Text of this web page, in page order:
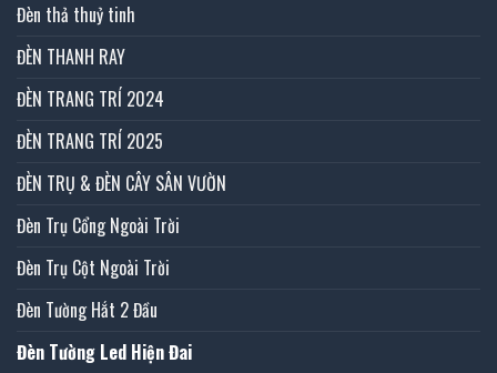
Đèn thả thuỷ tinh
ĐÈN THANH RAY
ĐÈN TRANG TRÍ 2024
ĐÈN TRANG TRÍ 2025
ĐÈN TRỤ & ĐÈN CÂY SÂN VƯỜN
Đèn Trụ Cổng Ngoài Trời
Đèn Trụ Cột Ngoài Trời
Đèn Tường Hắt 2 Đầu
Đèn Tường Led Hiện Đai